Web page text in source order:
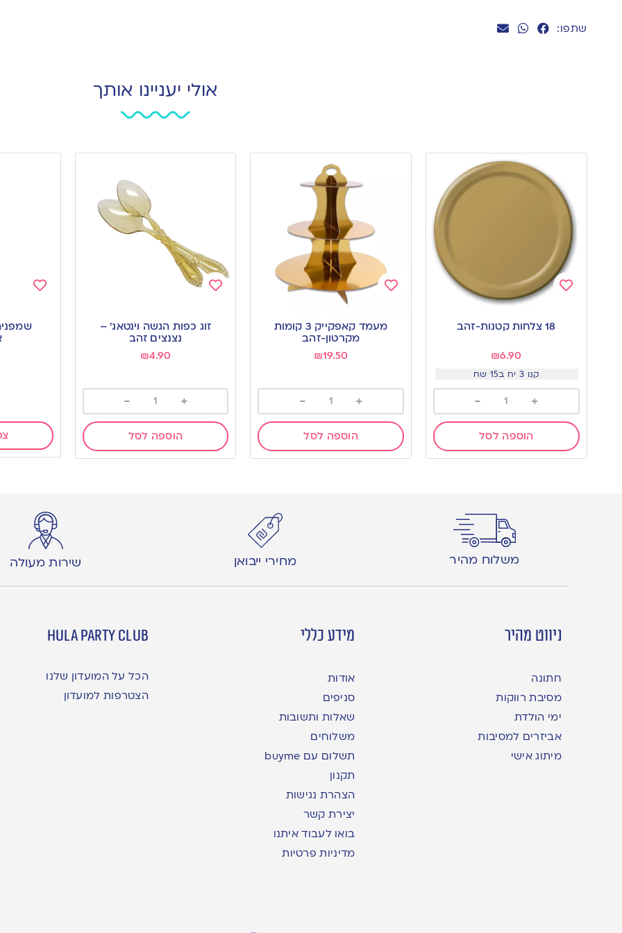
שתפו:
אולי יעניינו אותך
18 צלחות קטנות-זהב
₪6.90
קנו 3 יח ב15 שח
+
-
הוספה לסל
to
מעמד קאפקייק 3 קומות
מקרטון-זהב
₪19.50
+
-
הוספה לסל
toזוג כפות הגשה וינטאג’ –
נצנצים זהב
₪4.90
+
-
הוספה לסל
משלוח מהיר מחירי ייבואן שירות מעולה
ניווט מהיר
חתונה
מסיבת רווקות
ימי הולדת
אביזרים למסיבות
מיתוג אישי
מידע כללי
אודות
סניפים
שאלות ותשובות
משלוחים
תשלום עם buyme
תקנון
הצהרת נגישות
יצירת קשר
בואו לעבוד איתנו
מדיניות פרטיות
hula party club
הכל על המועדון שלנו
הצטרפות למועדון